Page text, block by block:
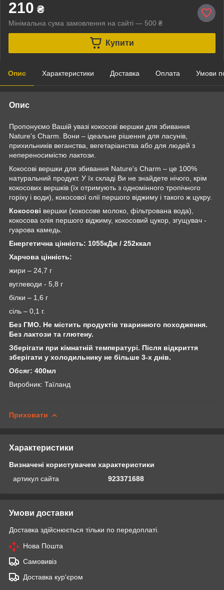
210 ₴
Мінімальна сума замовлення на сайті — 500 ₴
Купити
Опис Характеристики Доставка Оплата Умови
Опис
Пропонуємо Вашій увазі кокосові вершки для збивання
Nature's Charm. Вони – ідеальне рішення для ласунів,
прихильників веганства, вегетаріанства або для людей з
непереносимістю лактози.
Кокосові вершки для збивання Nature's Charm – це 100%
натуральний продукт. У їх складі Ви не знайдете нічого, крім
кокосових вершків (їх отримують з одномінного тропічного
горіху і води), кокосової олії першого віджиму і такого ж цукру.
Кокосові вершки (кокосове молоко, фільтрована вода),
кокосова олія першого віджиму, кокосовий цукор, згущувач -
гуарова камедь.
Енергетична цінність: 1055кДж / 252ккал
Харчова цінність:
жири – 24,7 г
вуглеводи - 5,8 г
білки – 1,6 г
сіль – 0,1 г.
Без ГМО. Не містить продуктів тваринного походження.
Без лактози та глютену.
Зберігати при кімнатній температурі. Після відкриття
зберігати у холодильнику не більше 3-х днів.
Обсяг: 400мл
Виробник: Таїланд
Приховати
Характеристики
Визначені користувачем характеристики
артикул сайта
923371688
Умови доставки
Доставка здійснюється тільки по передоплаті.
Нова Пошта
Самовивіз
Доставка кур'єром